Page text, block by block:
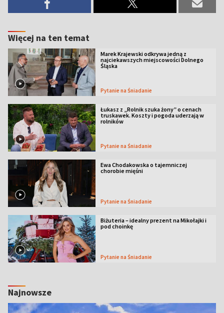
Więcej na ten temat
Marek Krajewski odkrywa jedną z
najciekawszych miejscowości Dolnego
Śląska
Pytanie na Śniadanie
Łukasz z „Rolnik szuka żony” o cenach
truskawek. Koszty i pogoda uderzają w
rolników
Pytanie na Śniadanie
Ewa Chodakowska o tajemniczej
chorobie mięśni
Pytanie na Śniadanie
Biżuteria – idealny prezent na Mikołajki i
pod choinkę
Pytanie na Śniadanie
Najnowsze